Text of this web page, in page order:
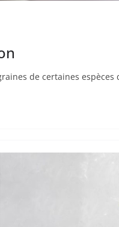
de certaines espèces